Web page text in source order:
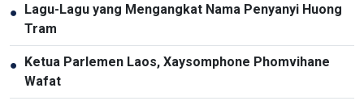
● Lagu-Lagu yang Mengangkat Nama Penyanyi Huong
Tram
● Ketua Parlemen Laos, Xaysomphone Phomvihane
Wafat